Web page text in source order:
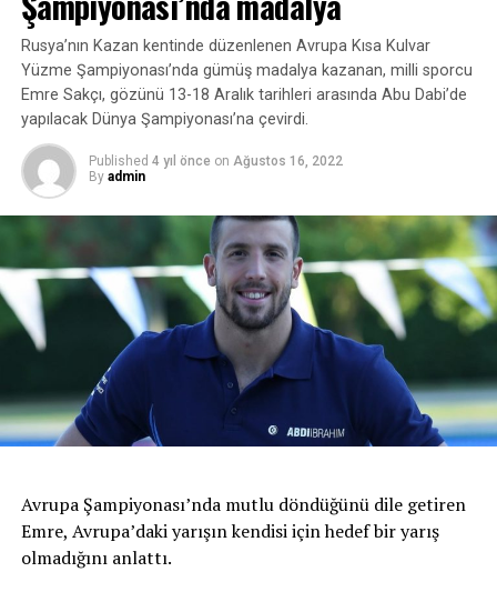
TRT
İLGİLİ KONU:
Anadolu Efes Avrupa’nın zirvesine çıktı
KAÇIRMAYIN
2 Günde 10 OY..! Sertoğlu, Seçime Gitmeden İşi
Bitiriyor..!
Rusya’nın Kazan kentinde düzenlenen Avrupa Kısa Kulvar
Yüzme Şampiyonası’nda gümüş madalya kazanan, milli sporcu
Emre Sakçı, gözünü 13-18 Aralık tarihleri arasında Abu Dabi’de
yapılacak Dünya Şampiyonası’na çevirdi.
Published 4 yıl önce on Ağustos 16, 2022
By admin
Avrupa Şampiyonası’nda mutlu döndüğünü dile getiren
Emre, Avrupa’daki yarışın kendisi için hedef bir yarış
olmadığını anlattı.